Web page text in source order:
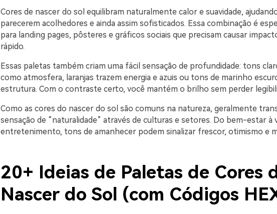
Cores de nascer do sol equilibram naturalmente calor e suavidade,
parecerem acolhedores e ainda assim sofisticados. Essa combinação é
para landing pages, pôsteres e gráficos sociais que precisam causar
rápido.
Essas paletas também criam uma fácil sensação de profundidade: tons
como atmosfera, laranjas trazem energia e azuis ou tons de marinho
estrutura. Com o contraste certo, você mantém o brilho sem perder
Como as cores do nascer do sol são comuns na natureza, geralmente
sensação de “naturalidade” através de culturas e setores. Do bem-estar à
entretenimento, tons de amanhecer podem sinalizar frescor, otimismo e
20+ Ideias de Paletas de Cores
Nascer do Sol (com Códigos